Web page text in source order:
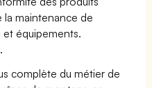
la maintenance de
et équipements.
complète du métier de